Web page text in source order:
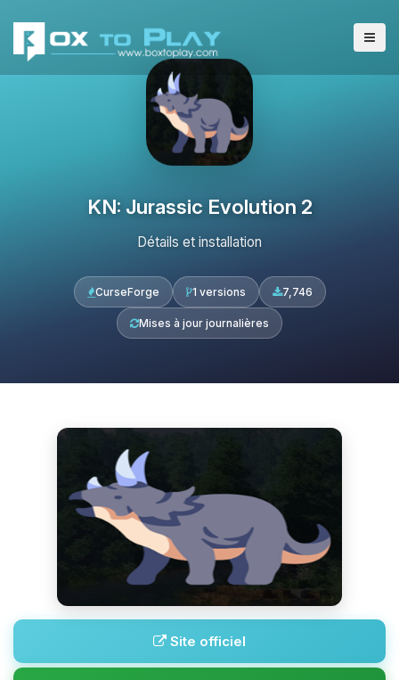
KN: Jurassic Evolution 2
Détails et installation
CurseForge 1 versions 7,746
Mises à jour journalières
Site officiel